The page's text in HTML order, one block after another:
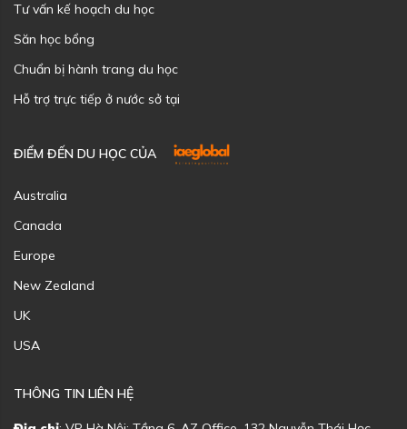
Tư vấn kế hoạch du học
Săn học bổng
Chuẩn bị hành trang du học
Hỗ trợ trực tiếp ở nước sở tại
ĐIỂM ĐẾN DU HỌC CỦA
Australia
Canada
Europe
New Zealand
UK
USA
THÔNG TIN LIÊN HỆ